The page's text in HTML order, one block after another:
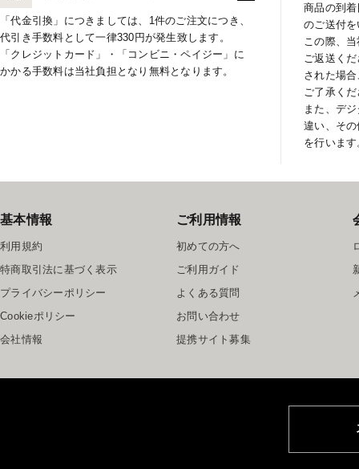
「代金引換」につきましては、1件のご注文につき、
代引き手数料として一律330円が発生致します。
「クレジットカード」・「コンビニ・ペイジー」に
かかる手数料は当社負担となり無料となります。
商品の到
のご送付
この際、
ご返送く
された場
ご了承く
また、デ
違い、そ
を行います
基本情報
利用規約
特商取引法に基づく表示
プライバシーポリシー
Cookieポリシー
会社情報
ご利用情報
初めての方へ
ご利用ガイド
よくある質問
お問い合わせ
提携サイト募集